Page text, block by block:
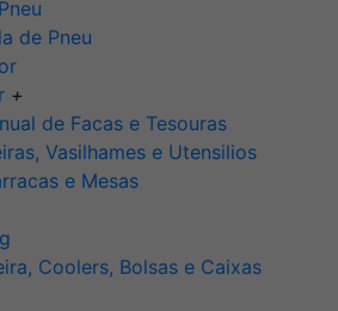
de Pneu
+
de Facas e Tesouras
Vasilhames e Utensilios
e Mesas
Coolers, Bolsas e Caixas